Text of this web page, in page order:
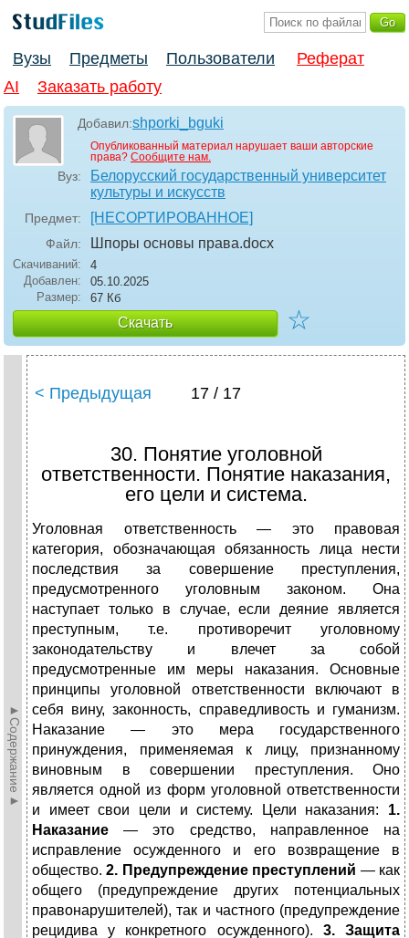
Вузы Предметы Пользователи
Реферат
AI
Заказать работу
Добавил:shporki_bguki
Опубликованный материал нарушает ваши авторские
права? Сообщите нам.
Вуз:
Белорусский государственный университет
культуры и искусств
Предмет: [НЕСОРТИРОВАННОЕ]
Файл: Шпоры основы права.docx
Скачиваний:
4
Добавлен:
05.10.2025
Размер:
67 Кб
Скачать ☆
►Содержание►
< Предыдущая 17 / 17
30. Понятие уголовной
ответственности. Понятие наказания,
его цели и система.
Уголовная ответственность — это правовая
категория, обозначающая обязанность лица нести
последствия за совершение преступления,
предусмотренного уголовным законом. Она
наступает только в случае, если деяние является
преступным, т.е. противоречит уголовному
законодательству и влечет за собой
предусмотренные им меры наказания. Основные
принципы уголовной ответственности включают в
себя вину, законность, справедливость и гуманизм.
Наказание — это мера государственного
принуждения, применяемая к лицу, признанному
виновным в совершении преступления. Оно
является одной из форм уголовной ответственности
и имеет свои цели и систему.
Цели наказания: 1.
Наказание — это средство, направленное на
исправление осужденного и его возвращение в
общество. 2. Предупреждение преступлений — как
общего (предупреждение других потенциальных
правонарушителей), так и частного (предупреждение
рецидива у конкретного осужденного). 3.Защита